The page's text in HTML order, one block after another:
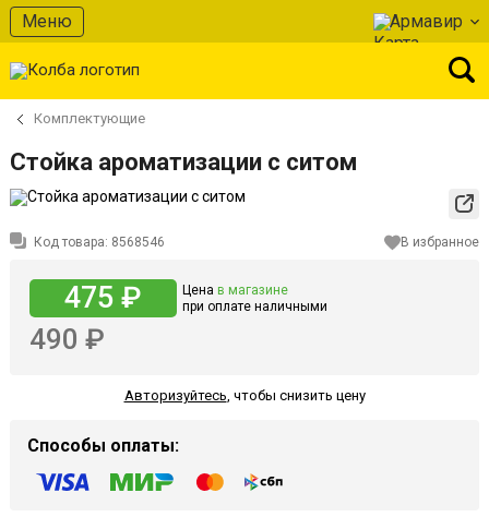
Меню Армавир
Комплектующие
Стойка ароматизации с ситом
Код товара: 8568546 В избранное
475 ₽ Цена в магазине
при оплате наличными
490 ₽
Авторизуйтесь, чтобы снизить цену
Способы оплаты: